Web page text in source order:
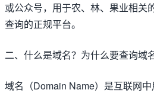
或公众号，用于农、林、果业相关
查询的正规平台。
二、什么是域名？为什么要查询域
域名（Domain Name）是互联网